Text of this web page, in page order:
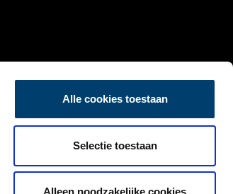
Alle cookies toestaan
Selectie toestaan
Alleen noodzakelijke cookies